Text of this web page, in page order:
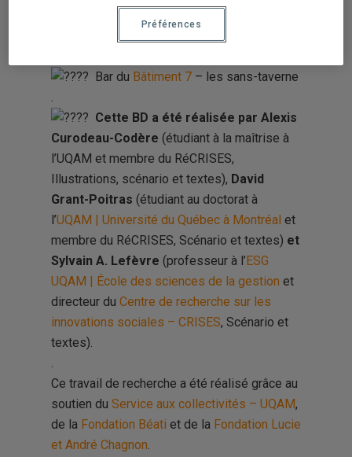
Mercredi 17 avril 2024, de 17h à
Bar du Bâtiment 7 – les sans-taverne
.
Cette BD a été réalisée par Alexis
Curodeau-Codère (étudiant à la maîtrise à
l’UQAM et membre du RéCRISES,
Illustrations, scénario et textes), David
Grant-Poitras (étudiant au doctorat à
l’UQAM | Université du Québec à Montréal et
membre du RéCRISES, Scénario et textes) et
Sylvain A. Lefèvre (professeur à l’ ESG
UQAM | École des sciences de la gestion et
directeur du Centre de recherche sur les
innovations sociales – CRISES, Scénario et
textes).
.
Ce travail de recherche a été réalisé grâce au
soutien du Service aux collectivités – UQAM,
de la Fondation Béati et de la Fondation Lucie
et André Chagnon.
Préférences